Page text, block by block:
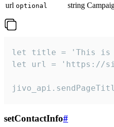
url optional string
let title = 'This is
let url = 'https://
setContactInfo#